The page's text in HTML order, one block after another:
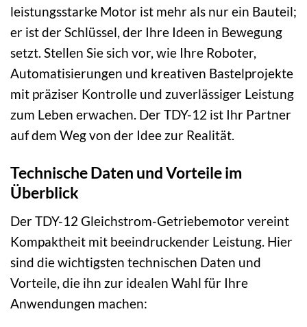
leistungsstarke Motor ist mehr als nur ein Bauteil;
er ist der Schlüssel, der Ihre Ideen in Bewegung
setzt. Stellen Sie sich vor, wie Ihre Roboter,
Automatisierungen und kreativen Bastelprojekte
mit präziser Kontrolle und zuverlässiger Leistung
zum Leben erwachen. Der TDY-12 ist Ihr Partner
auf dem Weg von der Idee zur Realität.
Technische Daten und Vorteile im
Überblick
Der TDY-12 Gleichstrom-Getriebemotor vereint
Kompaktheit mit beeindruckender Leistung. Hier
sind die wichtigsten technischen Daten und
Vorteile, die ihn zur idealen Wahl für Ihre
Anwendungen machen: